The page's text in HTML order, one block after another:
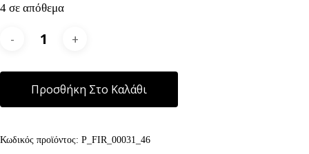
4 σε απόθεμα
Προσθήκη Στο Καλάθι
Κωδικός προϊόντος: P_FIR_00031_46